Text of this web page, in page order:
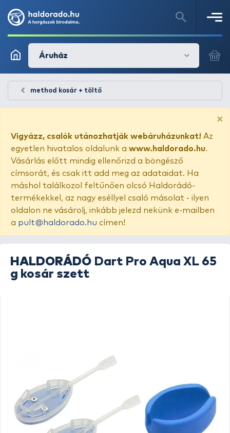
Áruház
method kosár + töltő
×
Vigyázz, csalók utánozhatják webáruházunkat! Az
egyetlen hivatalos oldalunk a www.haldorado.hu.
Vásárlás előtt mindig ellenőrizd a böngésző
címsorát, és csak itt add meg az adataidat. Ha
máshol találkozol feltűnően olcsó Haldorádó-
termékekkel, az nagy eséllyel csaló másolat - ilyen
oldalon ne vásárolj, inkább jelezd nekünk e-mailben
a pult@haldorado.hu címen!
HALDORÁDÓ Dart Pro Aqua XL 65
g kosár szett